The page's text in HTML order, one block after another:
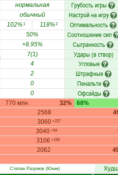
нормальная Грубость игры
обычный Настрой на игру
102%1 118%2 Оптимальность
50% Соотношение сил
+8.95% Сыгранность
7(1) Удары (в створ)
4 Угловые
2 Штрафные
0 Пенальти
0 Офсайды
770 млн. 32%
68%
2568
3060 +227
3040 +54
3106 +158
2062
Степан Разумов (Юник)